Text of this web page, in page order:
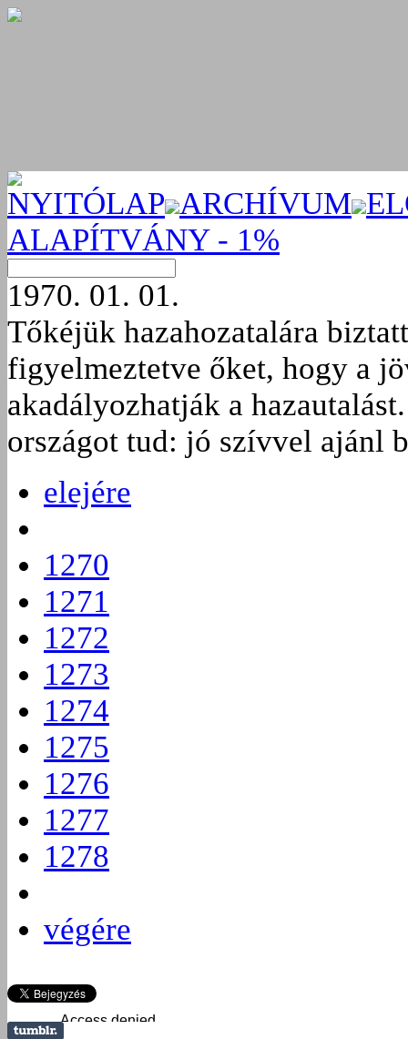
NYITÓLAP ARCHÍVUM
ALAPÍTVÁNY - 1%
1970. 01. 01.
Tőkéjük hazahozatalára
figyelmeztetve őket, hogy a
akadályozhatják a
országot tud: jó szívvel ajánl
elejére
1270
1271
1272
1273
1274
1275
1276
1277
1278
végére